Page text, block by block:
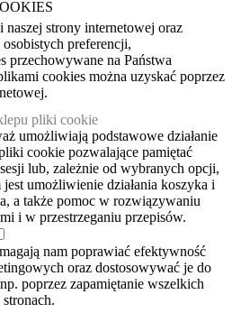
naszej strony internetowej oraz
preferencji,
na Państwa
cookies można uzyskać poprzez
pliki cookie
umożliwiają podstawowe działanie
cookie pozwalające pamiętać
lub, zależnie od wybranych opcji,
jest umożliwienie działania koszyka i
a także pomoc w rozwiązywaniu
i w przestrzeganiu przepisów.
nam poprawiać efektywność
oraz dostosowywać je do
poprzez zapamiętanie wszelkich